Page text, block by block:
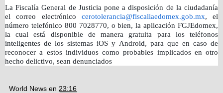
La Fiscalía General de Justicia pone a disposición de la ciudadanía
el correo electrónico cerotolerancia@fiscaliaedomex.gob.mx, el
número telefónico 800 7028770, o bien, la aplicación FGJEdomex,
la cual está disponible de manera gratuita para los teléfonos
inteligentes de los sistemas iOS y Android, para que en caso de
reconocer a estos individuos como probables implicados en otro
hecho delictivo, sean denunciados
World News en 23:16